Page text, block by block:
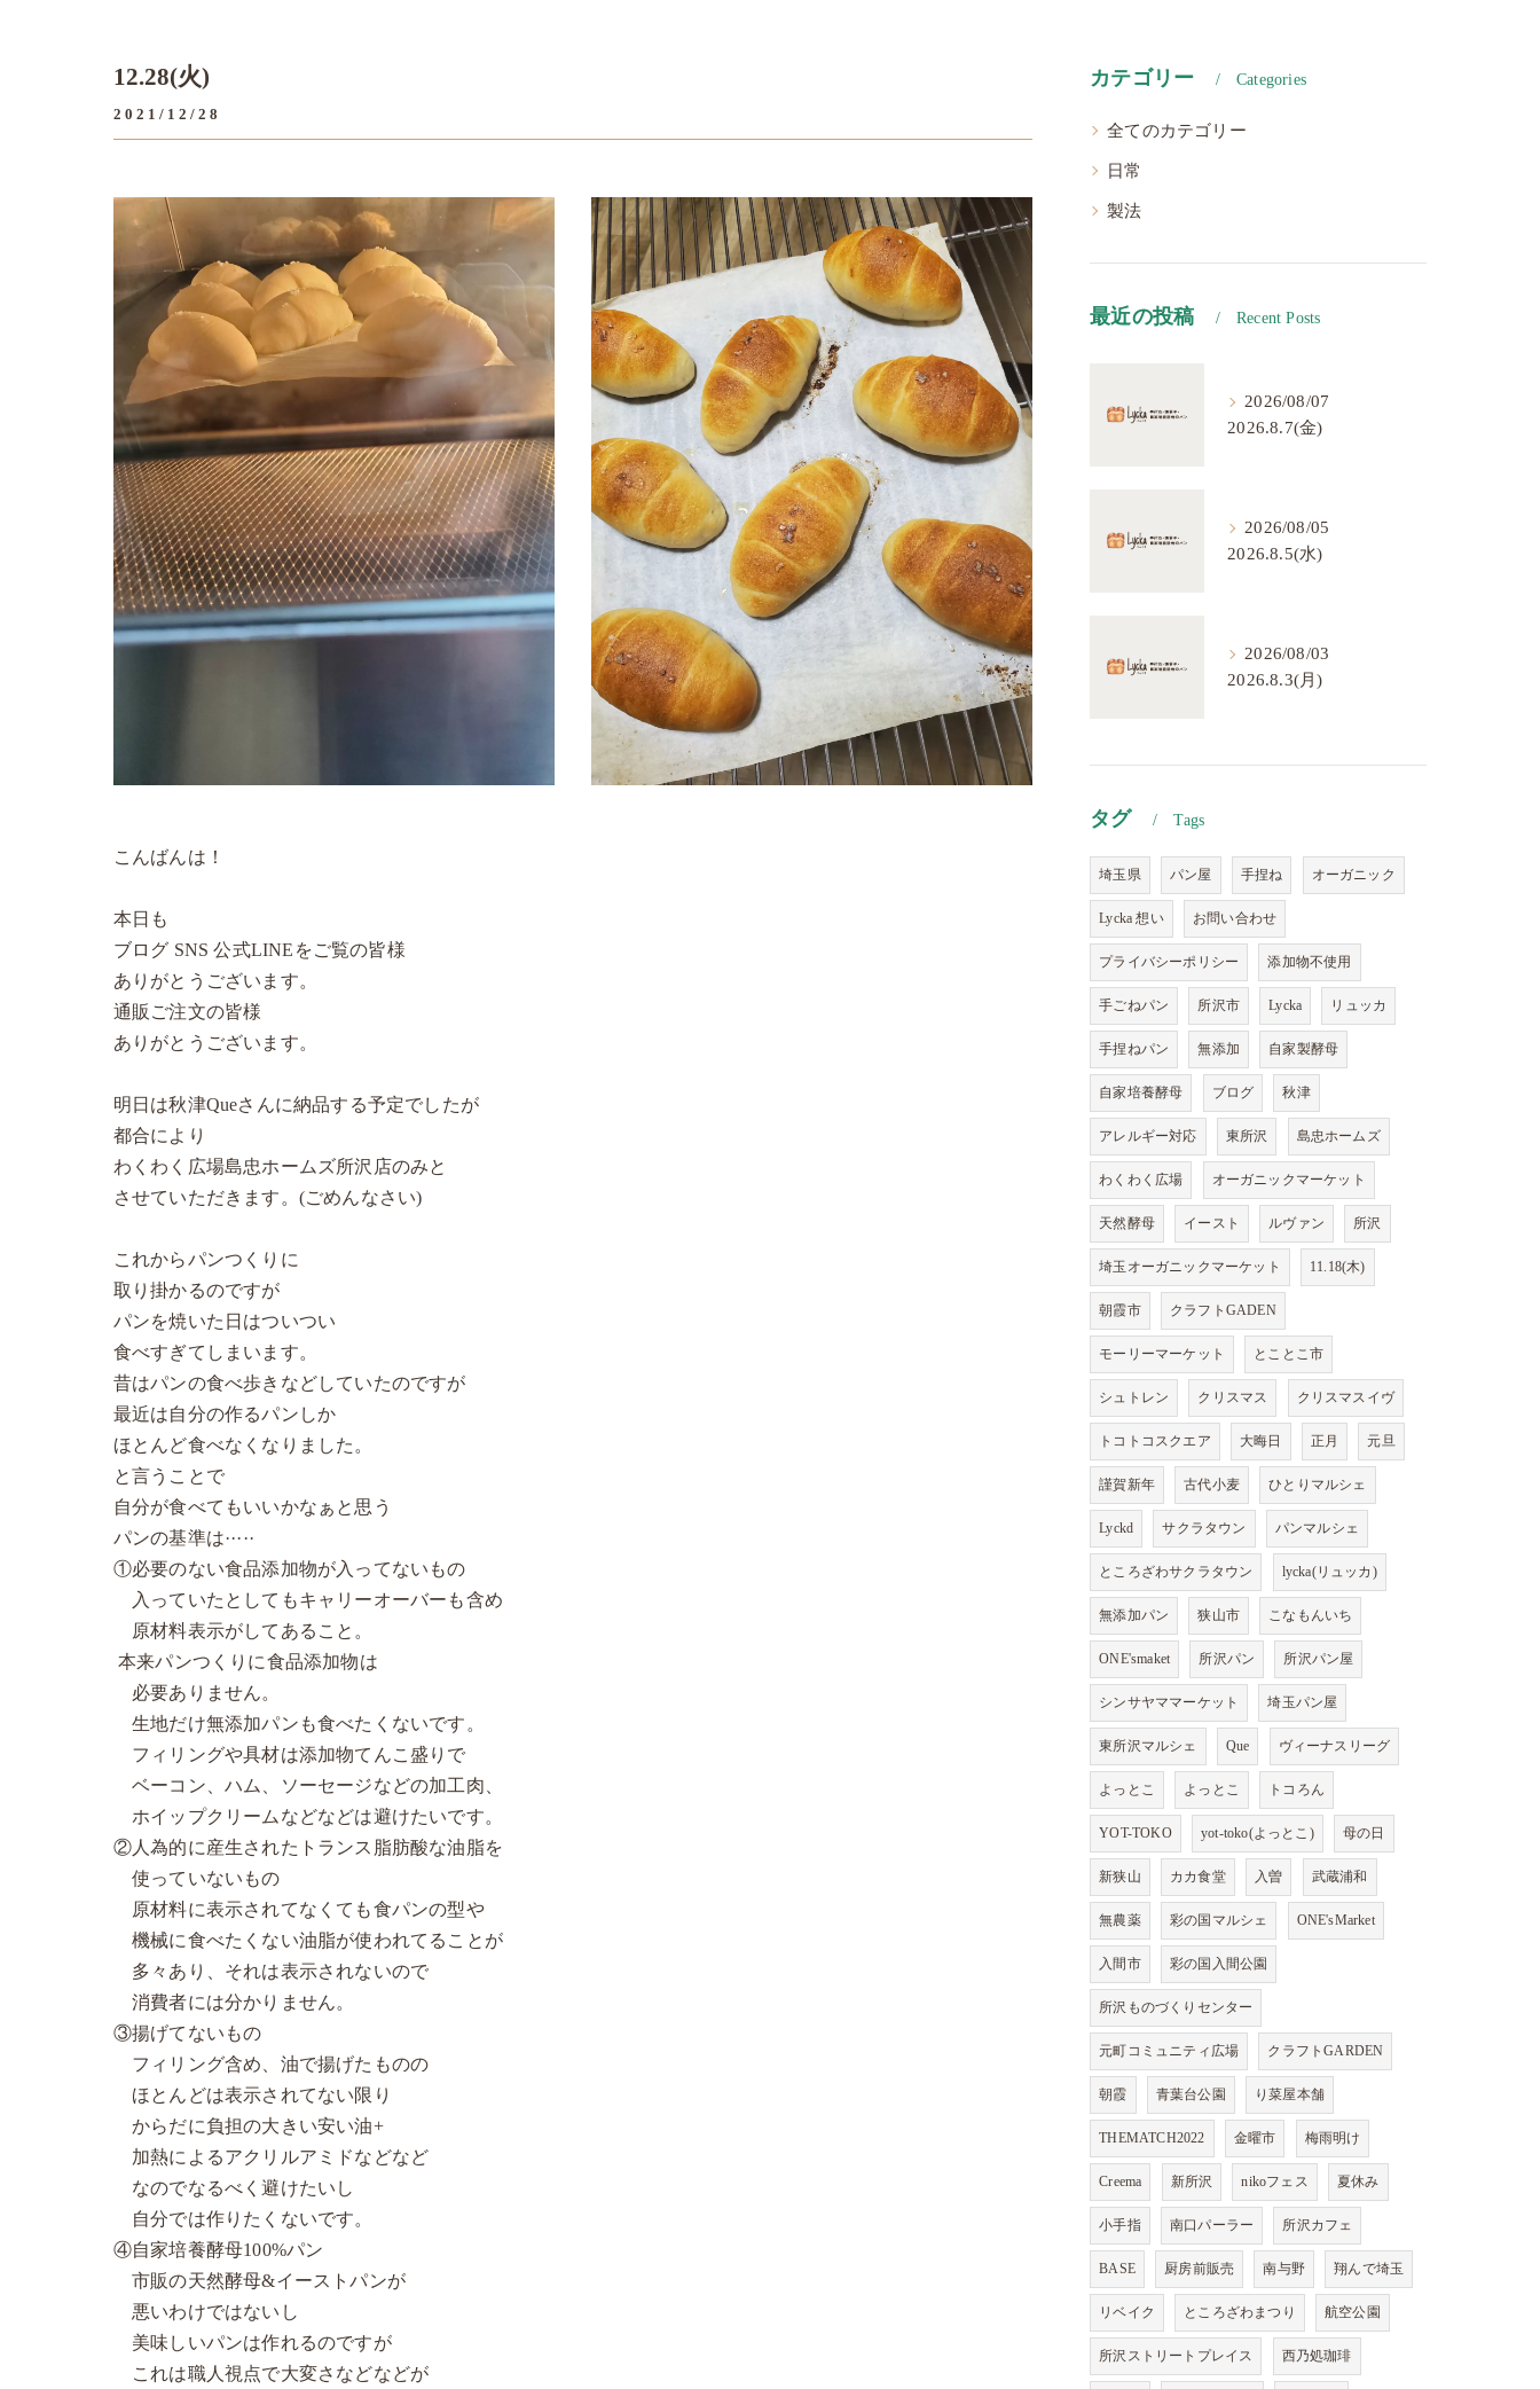
12.28(火)
2021/12/28
こんばんは！
本日も
ブログ SNS 公式LINEをご覧の皆様
ありがとうございます。
通販ご注文の皆様
ありがとうございます。
明日は秋津Queさんに納品する予定でしたが
都合により
わくわく広場島忠ホームズ所沢店のみと
させていただきます。(ごめんなさい)
これからパンつくりに
取り掛かるのですが
パンを焼いた日はついつい
食べすぎてしまいます。
昔はパンの食べ歩きなどしていたのですが
最近は自分の作るパンしか
ほとんど食べなくなりました。
と言うことで
自分が食べてもいいかなぁと思う
パンの基準は·····
①必要のない食品添加物が入ってないもの
入っていたとしてもキャリーオーバーも含め
原材料表示がしてあること。
本来パンつくりに食品添加物は
必要ありません。
生地だけ無添加パンも食べたくないです。
フィリングや具材は添加物てんこ盛りで
ベーコン、ハム、ソーセージなどの加工肉、
ホイップクリームなどなどは避けたいです。
②人為的に産生されたトランス脂肪酸な油脂を
使っていないもの
原材料に表示されてなくても食パンの型や
機械に食べたくない油脂が使われてることが
多々あり、それは表示されないので
消費者には分かりません。
③揚げてないもの
フィリング含め、油で揚げたものの
ほとんどは表示されてない限り
からだに負担の大きい安い油+
加熱によるアクリルアミドなどなど
なのでなるべく避けたいし
自分では作りたくないです。
④自家培養酵母100%パン
市販の天然酵母&イーストパンが
悪いわけではないし
美味しいパンは作れるのですが
これは職人視点で大変さなどなどが
カテゴリー Categories
全てのカテゴリー
日常
製法
最近の投稿 Recent Posts
2026/08/07
2026.8.7(金)
2026/08/05
2026.8.5(水)
2026/08/03
2026.8.3(月)
タグ Tags
埼玉県 パン屋 手捏ね オーガニック
Lycka 想い お問い合わせ
プライバシーポリシー 添加物不使用
手ごねパン 所沢市 Lycka リュッカ
手捏ねパン 無添加 自家製酵母
自家培養酵母 ブログ 秋津
アレルギー対応 東所沢 島忠ホームズ
わくわく広場 オーガニックマーケット
天然酵母 イースト ルヴァン 所沢
埼玉オーガニックマーケット 11.18(木)
朝霞市 クラフトGADEN
モーリーマーケット とことこ市
シュトレン クリスマス クリスマスイヴ
トコトコスクエア 大晦日 正月 元旦
謹賀新年 古代小麦 ひとりマルシェ
Lyckd サクラタウン パンマルシェ
ところざわサクラタウン lycka(リュッカ)
無添加パン 狭山市 こなもんいち
ONE'smaket 所沢パン 所沢パン屋
シンサヤママーケット 埼玉パン屋
東所沢マルシェ Que ヴィーナスリーグ
よっとこ よっとこ トコろん
YOT-TOKO yot-toko(よっとこ) 母の日
新狭山 カカ食堂 入曽 武蔵浦和
無農薬 彩の国マルシェ ONE'sMarket
入間市 彩の国入間公園
所沢ものづくりセンター
元町コミュニティ広場 クラフトGARDEN
朝霞 青葉台公園 り菜屋本舗
THEMATCH2022 金曜市 梅雨明け
Creema 新所沢 nikoフェス 夏休み
小手指 南口パーラー 所沢カフェ
BASE 厨房前販売 南与野 翔んで埼玉
リベイク ところざわまつり 航空公園
所沢ストリートプレイス 西乃処珈琲